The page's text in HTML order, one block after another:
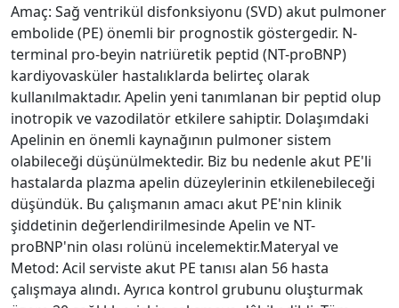
Amaç: Sağ ventrikül disfonksiyonu (SVD) akut pulmoner
embolide (PE) önemli bir prognostik göstergedir. N-
terminal pro-beyin natriüretik peptid (NT-proBNP)
kardiyovasküler hastalıklarda belirteç olarak
kullanılmaktadır. Apelin yeni tanımlanan bir peptid olup
inotropik ve vazodilatör etkilere sahiptir. Dolaşımdaki
Apelinin en önemli kaynağının pulmoner sistem
olabileceği düşünülmektedir. Biz bu nedenle akut PE'li
hastalarda plazma apelin düzeylerinin etkilenebileceği
düşündük. Bu çalışmanın amacı akut PE'nin klinik
şiddetinin değerlendirilmesinde Apelin ve NT-
proBNP'nin olası rolünü incelemektir.Materyal ve
Metod: Acil serviste akut PE tanısı alan 56 hasta
çalışmaya alındı. Ayrıca kontrol grubunu oluşturmak